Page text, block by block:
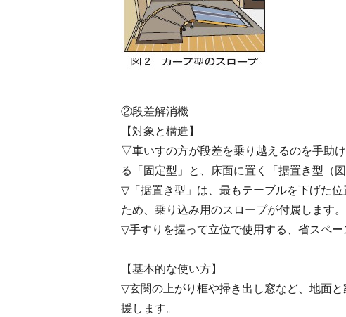
②段差解消機
【対象と構造】
▽車いすの方が段差を乗り越えるのを手助
る「固定型」と、床面に置く「据置き型（
▽「据置き型」は、最もテーブルを下げた
ため、乗り込み用のスロープが付属します。
▽手すりを握って立位で使用する、省スペー
【基本的な使い方】
▽玄関の上がり框や掃き出し窓など、地面
援します。